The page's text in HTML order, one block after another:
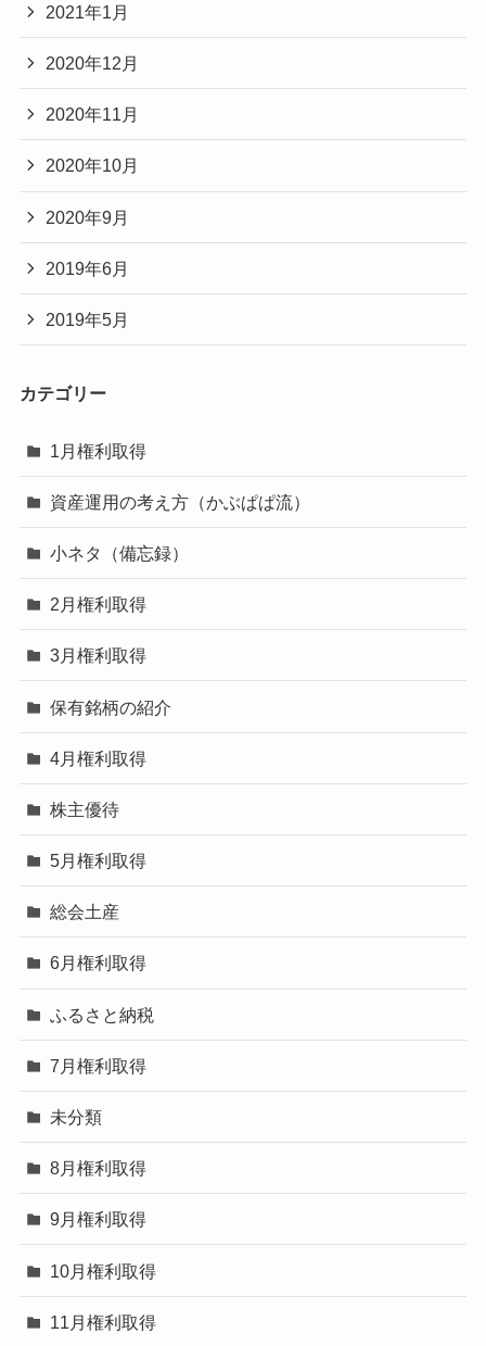
2021年1月
2020年12月
2020年11月
2020年10月
2020年9月
2019年6月
2019年5月
カテゴリー
1月権利取得
資産運用の考え方（かぶぱぱ流）
小ネタ（備忘録）
2月権利取得
3月権利取得
保有銘柄の紹介
4月権利取得
株主優待
5月権利取得
総会土産
6月権利取得
ふるさと納税
7月権利取得
未分類
8月権利取得
9月権利取得
10月権利取得
11月権利取得